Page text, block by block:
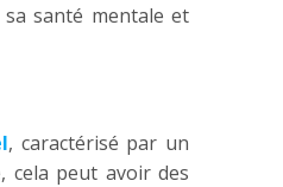
santé mentale et
, caractérisé par un
cela peut avoir des